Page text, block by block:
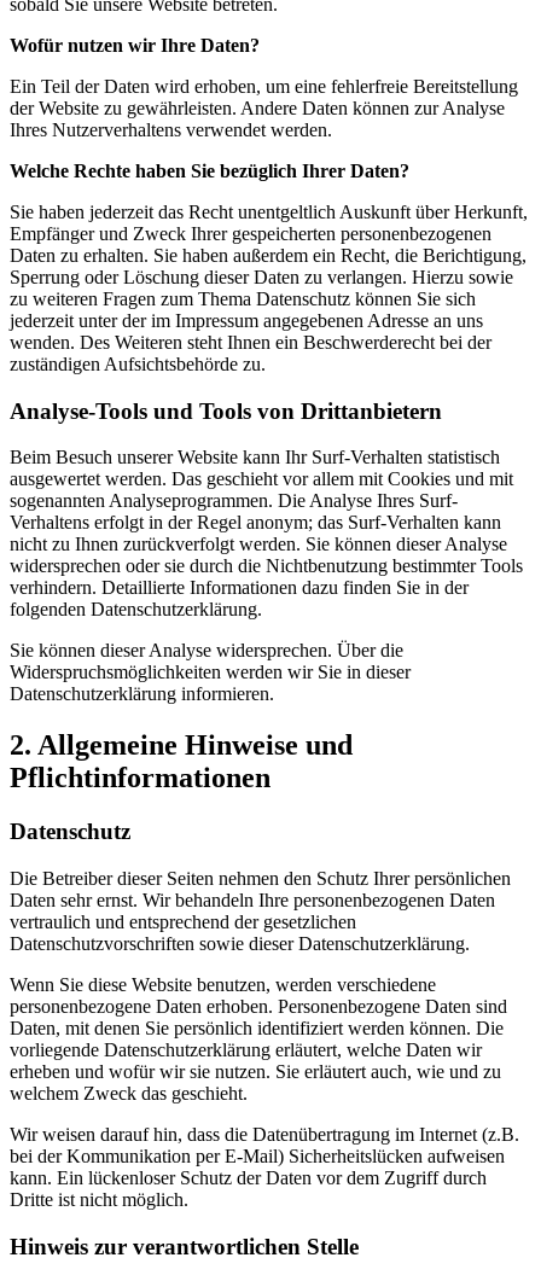
sobald Sie unsere Website betreten.
Wofür nutzen wir Ihre Daten?
Ein Teil der Daten wird erhoben, um eine fehlerfreie Bereitstellung
der Website zu gewährleisten. Andere Daten können zur Analyse
Ihres Nutzerverhaltens verwendet werden.
Welche Rechte haben Sie bezüglich Ihrer Daten?
Sie haben jederzeit das Recht unentgeltlich Auskunft über Herkunft,
Empfänger und Zweck Ihrer gespeicherten personenbezogenen
Daten zu erhalten. Sie haben außerdem ein Recht, die Berichtigung,
Sperrung oder Löschung dieser Daten zu verlangen. Hierzu sowie
zu weiteren Fragen zum Thema Datenschutz können Sie sich
jederzeit unter der im Impressum angegebenen Adresse an uns
wenden. Des Weiteren steht Ihnen ein Beschwerderecht bei der
zuständigen Aufsichtsbehörde zu.
Analyse-Tools und Tools von Drittanbietern
Beim Besuch unserer Website kann Ihr Surf-Verhalten statistisch
ausgewertet werden. Das geschieht vor allem mit Cookies und mit
sogenannten Analyseprogrammen. Die Analyse Ihres Surf-
Verhaltens erfolgt in der Regel anonym; das Surf-Verhalten kann
nicht zu Ihnen zurückverfolgt werden. Sie können dieser Analyse
widersprechen oder sie durch die Nichtbenutzung bestimmter Tools
verhindern. Detaillierte Informationen dazu finden Sie in der
folgenden Datenschutzerklärung.
Sie können dieser Analyse widersprechen. Über die
Widerspruchsmöglichkeiten werden wir Sie in dieser
Datenschutzerklärung informieren.
2. Allgemeine Hinweise und
Pflichtinformationen
Datenschutz
Die Betreiber dieser Seiten nehmen den Schutz Ihrer persönlichen
Daten sehr ernst. Wir behandeln Ihre personenbezogenen Daten
vertraulich und entsprechend der gesetzlichen
Datenschutzvorschriften sowie dieser Datenschutzerklärung.
Wenn Sie diese Website benutzen, werden verschiedene
personenbezogene Daten erhoben. Personenbezogene Daten sind
Daten, mit denen Sie persönlich identifiziert werden können. Die
vorliegende Datenschutzerklärung erläutert, welche Daten wir
erheben und wofür wir sie nutzen. Sie erläutert auch, wie und zu
welchem Zweck das geschieht.
Wir weisen darauf hin, dass die Datenübertragung im Internet (z.B.
bei der Kommunikation per E-Mail) Sicherheitslücken aufweisen
kann. Ein lückenloser Schutz der Daten vor dem Zugriff durch
Dritte ist nicht möglich.
Hinweis zur verantwortlichen Stelle